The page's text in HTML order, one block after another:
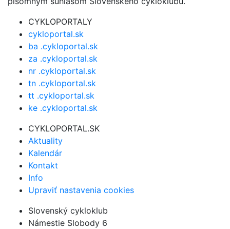
CYKLOPORTALY
cykloportal.sk
ba .cykloportal.sk
za .cykloportal.sk
nr .cykloportal.sk
tn .cykloportal.sk
tt .cykloportal.sk
ke .cykloportal.sk
CYKLOPORTAL.SK
Aktuality
Kalendár
Kontakt
Info
Upraviť nastavenia cookies
Slovenský cykloklub
Námestie Slobody 6